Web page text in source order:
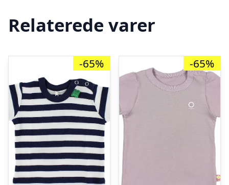
Relaterede varer
-65% -65%